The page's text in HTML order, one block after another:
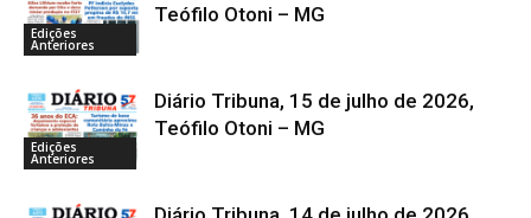
Edições
Anteriores
Teófilo Otoni – MG
Edições
Anteriores
Diário Tribuna, 15 de julho de 2026,
Teófilo Otoni – MG